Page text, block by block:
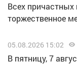
Всех причастных
торжественное
05.08.2026 15:02
В пятницу, 7